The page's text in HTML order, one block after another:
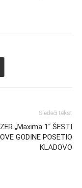
Sledeći tekst
„Maxima 1“ ŠESTI
GODINE POSETIO
KLADOVO